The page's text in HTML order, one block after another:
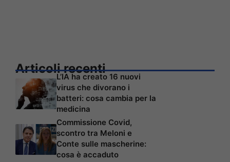
Articoli recenti
L’IA ha creato 16 nuovi
virus che divorano i
batteri: cosa cambia per la
medicina
Commissione Covid,
scontro tra Meloni e
Conte sulle mascherine:
cosa è accaduto